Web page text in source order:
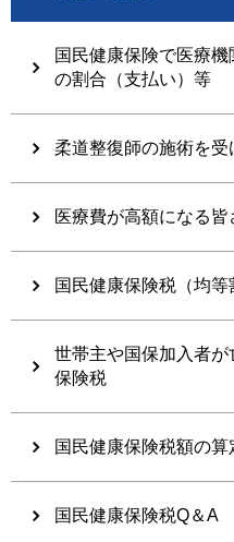
国民健康保険で医療
の割合（支払い）等
柔道整復師の施術を受
医療費が高額になる皆
国民健康保険税（均
世帯主や国保加入者
保険税
国民健康保険税額の算
国民健康保険税Q＆A